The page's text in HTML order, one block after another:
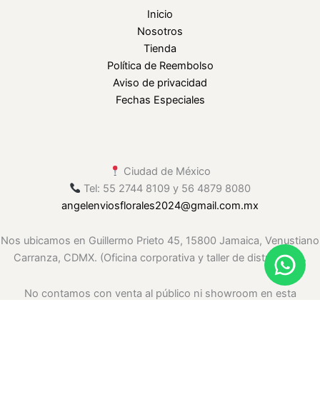
Inicio
Nosotros
Tienda
Política de Reembolso
Aviso de privacidad
Fechas Especiales
Ciudad de México
Tel: 55 2744 8109 y 56 4879 8080
angelenviosflorales2024@gmail.com.mx
Nos ubicamos en Guillermo Prieto 45, 15800 Jamaica, Venustiano
Carranza, CDMX. (Oficina corporativa y taller de distribución.
No contamos con venta al público ni showroom en esta